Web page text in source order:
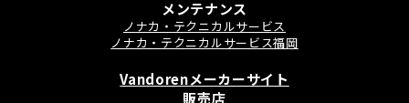
メンテナンス
ノナカ・テクニカルサービス
ノナカ・テクニカルサービス福岡
Vandorenメーカーサイト
販売店